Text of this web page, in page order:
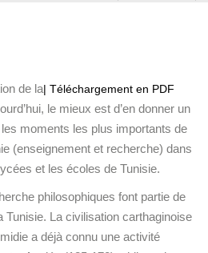
| Téléchargement en PDF
de la
le mieux est d’en donner un
moments les plus importants de
(enseignement et recherche) dans
et les écoles de Tunisie.
philosophiques font partie de
Tunisie. La civilisation carthaginoise
a déjà connu une activité